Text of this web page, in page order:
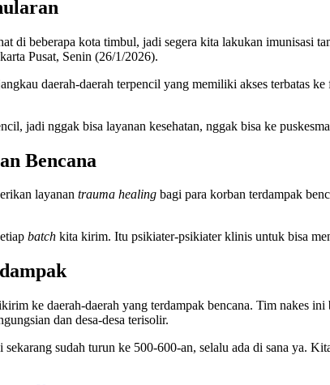
di beberapa kota timbul, jadi segera kita lakukan imunisasi
Pusat, Senin (26/1/2026).
daerah-daerah terpencil yang memiliki akses terbatas
jadi nggak bisa layanan kesehatan, nggak bisa ke
Bencana
layanan trauma healing bagi para korban terdampak
batch kita kirim. Itu psikiater-psikiater klinis untuk bisa
ke daerah-daerah yang terdampak bencana. Tim nakes
dan desa-desa terisolir.
sudah turun ke 500-600-an, selalu ada di sana ya.